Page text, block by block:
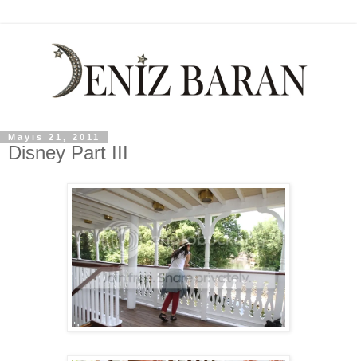
Mayıs 21, 2011
Disney Part III